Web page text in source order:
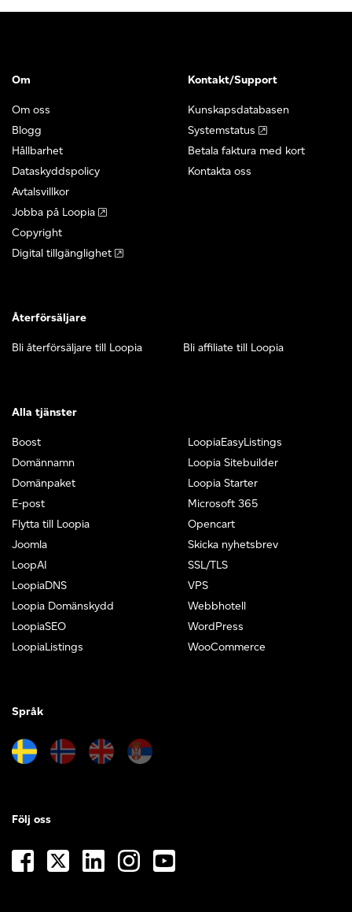
Om
Om oss
Blogg
Hållbarhet
Dataskyddspolicy
Avtalsvillkor
Jobba på Loopia
Copyright
Digital tillgänglighet
Kontakt/Support
Kunskapsdatabasen
Systemstatus
Betala faktura med kort
Kontakta oss
Återförsäljare
Bli återförsäljare till Loopia Bli affiliate till Loopia
Alla tjänster
Boost
Domännamn
Domänpaket
E-post
Flytta till Loopia
Joomla
LoopAI
LoopiaDNS
Loopia Domänskydd
LoopiaSEO
LoopiaListings
LoopiaEasyListings
Loopia Sitebuilder
Loopia Starter
Microsoft 365
Opencart
Skicka nyhetsbrev
SSL/TLS
VPS
Webbhotell
WordPress
WooCommerce
Språk
Följ oss